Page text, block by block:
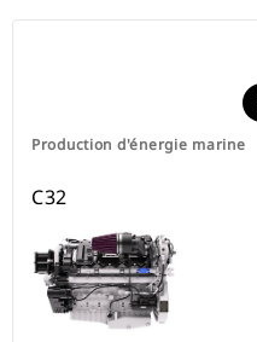
Production d'énergie marine
C32